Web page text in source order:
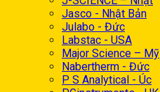
Jasco - Nhật Bản
Julabo - Đức
Labstac - USA
Major Science – Mỹ
Nabertherm - Đức
P S Analytical - Úc